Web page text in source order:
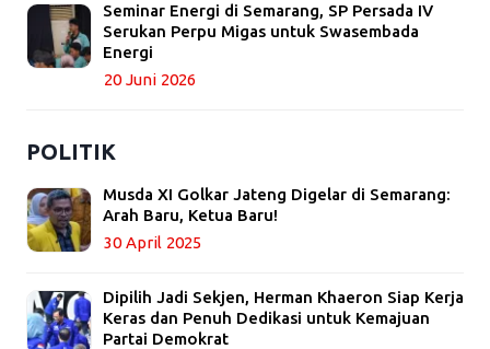
Seminar Energi di Semarang, SP Persada IV
Serukan Perpu Migas untuk Swasembada
Energi
20 Juni 2026
POLITIK
Musda XI Golkar Jateng Digelar di Semarang:
Arah Baru, Ketua Baru!
30 April 2025
Dipilih Jadi Sekjen, Herman Khaeron Siap Kerja
Keras dan Penuh Dedikasi untuk Kemajuan
Partai Demokrat